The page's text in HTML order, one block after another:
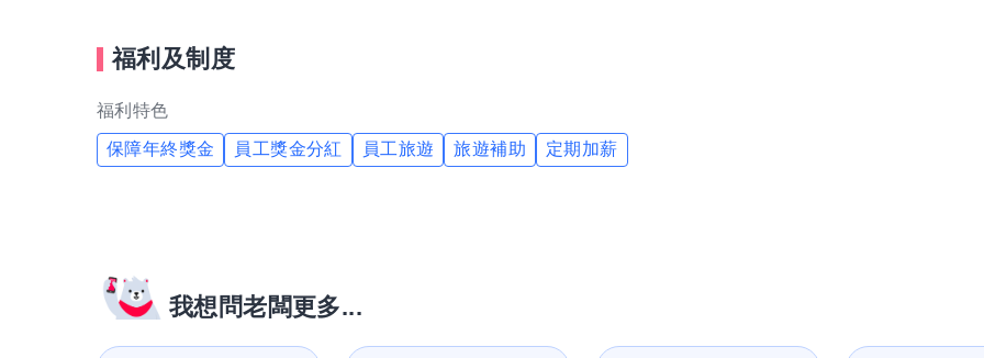
福利及制度
福利特色
保障年終獎金 員工獎金分紅 員工旅遊 旅遊補助 定期加薪
我想問老闆更多...